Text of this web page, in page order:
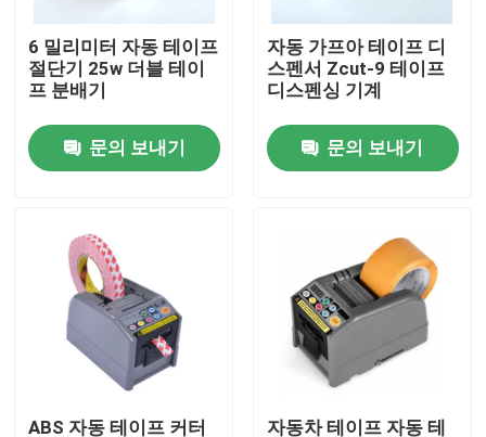
품질 관리
연락주세요
전기 테이프 디스펜서
턴테이블 테이프 디스펜서
자동 테이프 디스펜서
6 밀리미터 자동 테이프
절단기 25w 더블 테이
프 분배기
문의 보내기
자동 가프아 테이프 디
스펜서 Zcut-9 테이프
디스펜싱 기계
문의 보내기
ABS 자동 테이프 커터 자동차 테이프 자동 테